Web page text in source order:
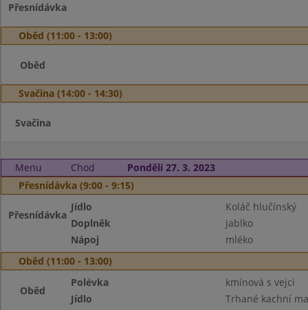
Přesnídávka
Oběd (11:00 - 13:00)
Oběd
Svačina (14:00 - 14:30)
Svačina
Menu Chod
Pondělí 27. 3. 2023
Přesnídávka (9:00 - 9:15)
Přesnídávka
Jídlo
Koláč hlučínský
Doplněk
jablko
Nápoj
mléko
Oběd (11:00 - 13:00)
Oběd
Polévka
kmínová s vejci
Jídlo
Trhané kachní